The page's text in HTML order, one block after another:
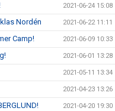
2021-06-24 15:08
Nordén 2021-06-22 11:11
Camp! 2021-06-09 10:33
2021-06-01 13:28
2021-05-11 13:34
2021-04-23 13:26
2021-04-20 19:30